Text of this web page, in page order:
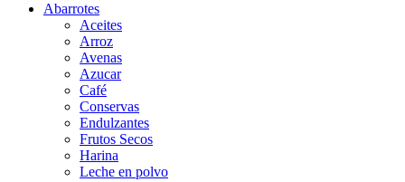
Abarrotes
Aceites
Arroz
Avenas
Azucar
Café
Conservas
Endulzantes
Frutos Secos
Harina
Leche en polvo